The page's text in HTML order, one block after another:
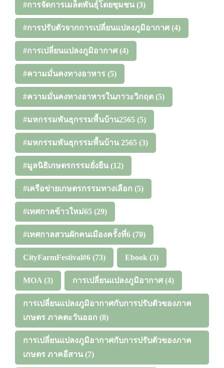
#การจัดการเมล็ดพันธุ์โดยชุมชน (3)
#การปรับตัวจากการเปลี่ยนแปลงภูมิอากาศ(4)
#การเปลี่ยนแปลงภูมิอากาศ(4)
#ความมั่นคงทางอาหาร (5)
#ความมั่นคงทางอาหารในภาวะวิกฤต (5)
#มหกรรมพันธุกรรมพื้นบ้าน2565 (5)
#มหกรรมพันธุกรรมพื้นบ้าน 2565 (3)
#มูลนิธิเกษตรกรรมยั่งยืน (12)
#เครือข่ายเกษตรกรรมทางเลือก (5)
#เทศกาลข้าวใหม่65 (29)
#เทศกาลสวนผักคนเมืองครั้งที่6 (70)
CityFarmFestival#6 (73) Ebook (3)
MOA (3) การเปลี่ยนแปลงภูมิอากาศ(4)
การเปลี่ยนแปลงภูมิอากาศกับการปรับตัวของภาค
เกษตร ภาคตะวันออก (8)
การเปลี่ยนแปลงภูมิอากาศกับการปรับตัวของภาค
เกษตร ภาคอีสาน (7)